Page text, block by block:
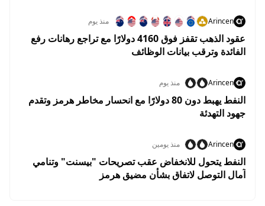
Arincen منذ يوم
عقود الذهب تقفز فوق 4160 دولارًا مع تراجع رهانات رفع
الفائدة وترقب بيانات الوظائف
Arincen منذ يوم
النفط يهبط دون 80 دولارًا مع انحسار مخاطر هرمز وتقدم
جهود التهدئة
Arincen منذ يومين
النفط يتحول للانخفاض عقب تصريحات "بيسنت" وتنامي
آمال التوصل لاتفاق بشأن مضيق هرمز